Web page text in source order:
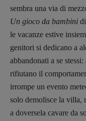
sembra una via di
Un gioco da bambini
le vacanze estive
genitori si dedicano a
abbandonati a se
rifiutano il
irrompe un evento
solo demolisce la villa,
a doversela cavare da